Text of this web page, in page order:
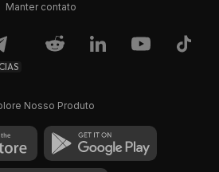
Manter contato
Nosso Produto